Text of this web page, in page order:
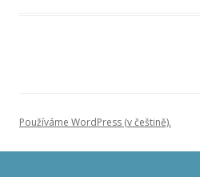
Používáme WordPress (v češtině).